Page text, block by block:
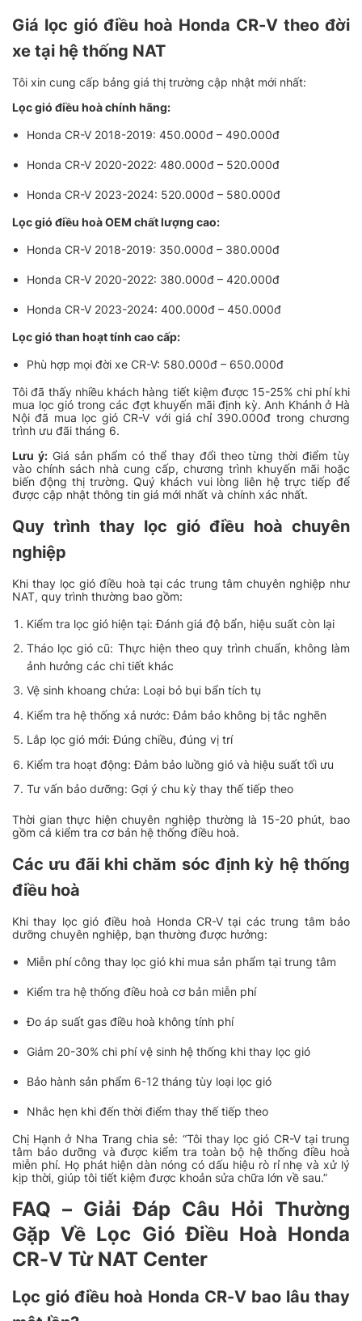
Giá lọc gió điều hoà Honda CR-V theo đời
xe tại hệ thống NAT
Tôi xin cung cấp bảng giá thị trường cập nhật mới nhất:
Lọc gió điều hoà chính hãng:
Honda CR-V 2018-2019: 450.000đ – 490.000đ
Honda CR-V 2020-2022: 480.000đ – 520.000đ
Honda CR-V 2023-2024: 520.000đ – 580.000đ
Lọc gió điều hoà OEM chất lượng cao:
Honda CR-V 2018-2019: 350.000đ – 380.000đ
Honda CR-V 2020-2022: 380.000đ – 420.000đ
Honda CR-V 2023-2024: 400.000đ – 450.000đ
Lọc gió than hoạt tính cao cấp:
Phù hợp mọi đời xe CR-V: 580.000đ – 650.000đ
Tôi đã thấy nhiều khách hàng tiết kiệm được 15-25% chi phí khi
mua lọc gió trong các đợt khuyến mãi định kỳ. Anh Khánh ở Hà
Nội đã mua lọc gió CR-V với giá chỉ 390.000đ trong chương
trình ưu đãi tháng 6.
Lưu ý:Giá sản phẩm có thể thay đổi theo từng thời điểm tùy
vào chính sách nhà cung cấp, chương trình khuyến mãi hoặc
biến động thị trường. Quý khách vui lòng liên hệ trực tiếp để
được cập nhật thông tin giá mới nhất và chính xác nhất.
Quy trình thay lọc gió điều hoà chuyên
nghiệp
Khi thay lọc gió điều hoà tại các trung tâm chuyên nghiệp như
NAT, quy trình thường bao gồm:
Kiểm tra lọc gió hiện tại: Đánh giá độ bẩn, hiệu suất còn lại
Tháo lọc gió cũ: Thực hiện theo quy trình chuẩn, không làm
ảnh hưởng các chi tiết khác
Vệ sinh khoang chứa: Loại bỏ bụi bẩn tích tụ
Kiểm tra hệ thống xả nước: Đảm bảo không bị tắc nghẽn
Lắp lọc gió mới: Đúng chiều, đúng vị trí
Kiểm tra hoạt động: Đảm bảo luồng gió và hiệu suất tối ưu
Tư vấn bảo dưỡng: Gợi ý chu kỳ thay thế tiếp theo
Thời gian thực hiện chuyên nghiệp thường là 15-20 phút, bao
gồm cả kiểm tra cơ bản hệ thống điều hoà.
Các ưu đãi khi chăm sóc định kỳ hệ thống
điều hoà
Khi thay lọc gió điều hoà Honda CR-V tại các trung tâm bảo
dưỡng chuyên nghiệp, bạn thường được hưởng:
Miễn phí công thay lọc gió khi mua sản phẩm tại trung tâm
Kiểm tra hệ thống điều hoà cơ bản miễn phí
Đo áp suất gas điều hoà không tính phí
Giảm 20-30% chi phí vệ sinh hệ thống khi thay lọc gió
Bảo hành sản phẩm 6-12 tháng tùy loại lọc gió
Nhắc hẹn khi đến thời điểm thay thế tiếp theo
Chị Hạnh ở Nha Trang chia sẻ: “Tôi thay lọc gió CR-V tại trung
tâm bảo dưỡng và được kiểm tra toàn bộ hệ thống điều hoà
miễn phí. Họ phát hiện dàn nóng có dấu hiệu rò rỉ nhẹ và xử lý
kịp thời, giúp tôi tiết kiệm được khoản sửa chữa lớn về sau.”
FAQ – Giải Đáp Câu Hỏi Thường
Gặp Về Lọc Gió Điều Hoà Honda
CR-V Từ NAT Center
Lọc gió điều hoà Honda CR-V bao lâu thay